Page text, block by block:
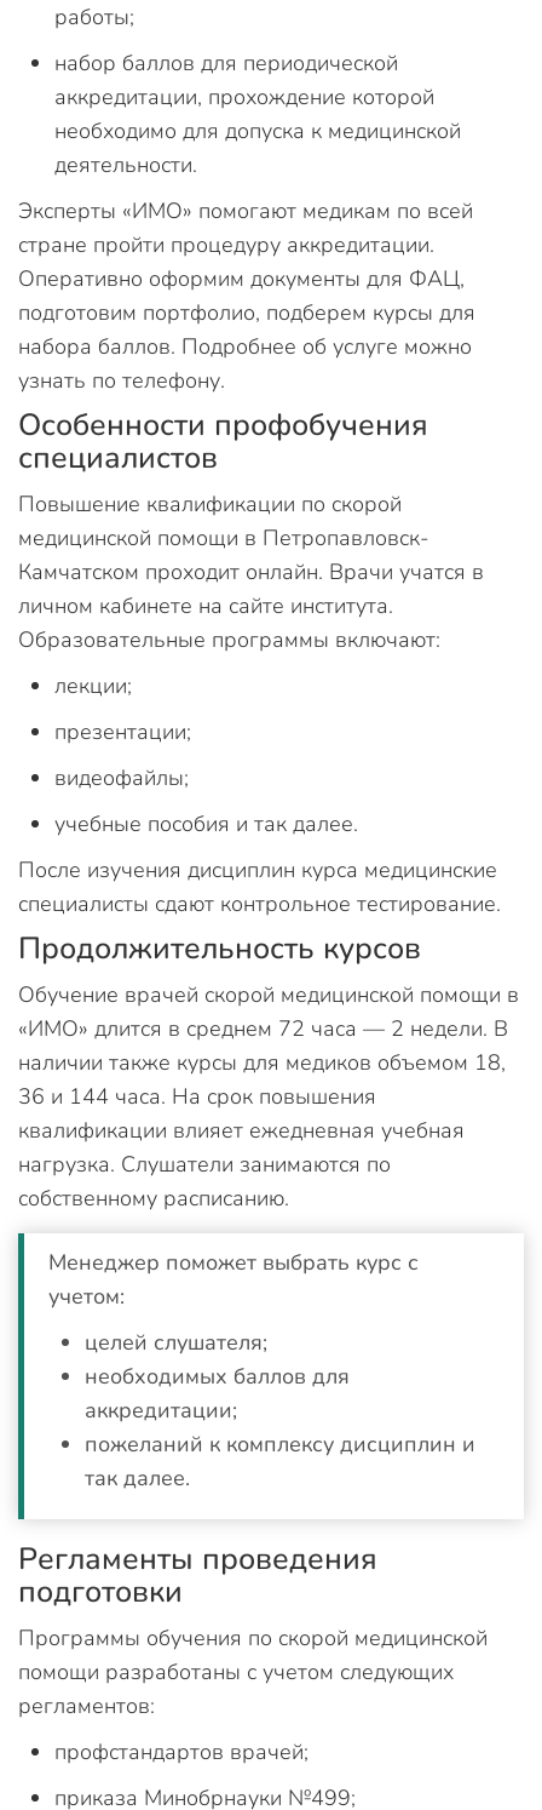
работы;
набор баллов для периодической
аккредитации, прохождение которой
необходимо для допуска к медицинской
деятельности.
Эксперты «ИМО» помогают медикам по всей
стране пройти процедуру аккредитации.
Оперативно оформим документы для ФАЦ,
подготовим портфолио, подберем курсы для
набора баллов. Подробнее об услуге можно
узнать по телефону.
Особенности профобучения
специалистов
Повышение квалификации по скорой
медицинской помощи в Петропавловск-
Камчатском проходит онлайн. Врачи учатся в
личном кабинете на сайте института.
Образовательные программы включают:
лекции;
презентации;
видеофайлы;
учебные пособия и так далее.
После изучения дисциплин курса медицинские
специалисты сдают контрольное тестирование.
Продолжительность курсов
Обучение врачей скорой медицинской помощи в
«ИМО» длится в среднем 72 часа — 2 недели. В
наличии также курсы для медиков объемом 18,
36 и 144 часа. На срок повышения
квалификации влияет ежедневная учебная
нагрузка. Слушатели занимаются по
собственному расписанию.
Менеджер поможет выбрать курс с
учетом:
целей слушателя;
необходимых баллов для
аккредитации;
пожеланий к комплексу дисциплин и
так далее.
Регламенты проведения
подготовки
Программы обучения по скорой медицинской
помощи разработаны с учетом следующих
регламентов:
профстандартов врачей;
приказа Минобрнауки №499;